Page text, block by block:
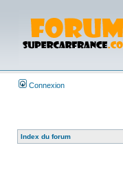
Connexion
Index du forum